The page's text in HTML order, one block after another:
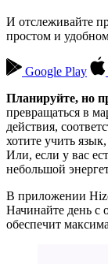
И отслеживайте
простом и
Google Play
Планируйте, но
превращаться в
действия,
хотите учить
Или, если у вас
небольшой
В приложении
Начинайте день с
обеспечит